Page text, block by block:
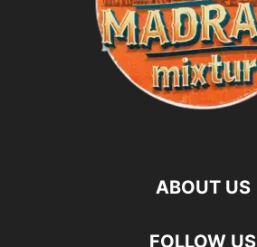
ABOUT US
FOLLOW US